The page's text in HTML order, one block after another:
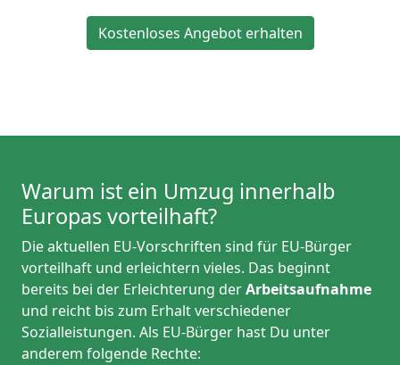
Kostenloses Angebot erhalten
Warum ist ein Umzug innerhalb
Europas vorteilhaft?
Die aktuellen EU-Vorschriften sind für EU-Bürger
vorteilhaft und erleichtern vieles. Das beginnt
bereits bei der Erleichterung derArbeitsaufnahme
und reicht bis zum Erhalt verschiedener
Sozialleistungen. Als EU-Bürger hast Du unter
anderem folgende Rechte: